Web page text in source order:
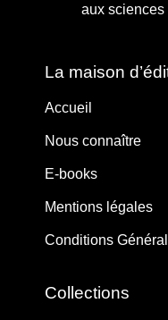
aux sciences
La maison
Accueil
Nous connaître
E-books
Mentions légales
Conditions
Collections